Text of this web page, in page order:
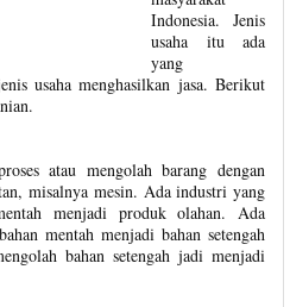
Indonesia. Jenis
usaha itu ada
yang
usaha menghasilkan jasa. Berikut
atau mengolah barang dengan
misalnya mesin. Ada industri yang
menjadi produk olahan. Ada
mentah menjadi bahan setengah
bahan setengah jadi menjadi